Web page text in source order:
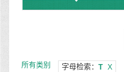
所有类别 字母检索： T X